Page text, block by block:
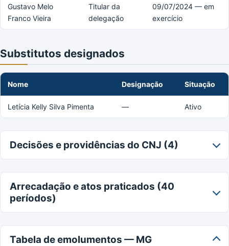
Gustavo Melo
Franco Vieira
Titular da
delegação
09/07/2024 — em
exercício
Substitutos designados
Nome Designação Situação
Letícia Kelly Silva Pimenta — Ativo
Decisões e providências do CNJ (4)
Arrecadação e atos praticados (40
períodos)
Tabela de emolumentos — MG